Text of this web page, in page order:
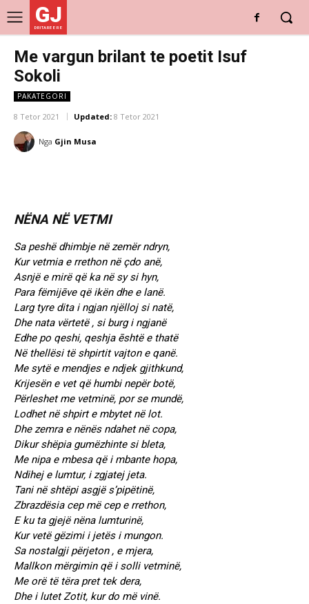
GJ
DRITARE E RE
Me vargun brilant te poetit Isuf
Sokoli
PAKATEGORI
8 Tetor 2021 Updated: 8 Tetor 2021
Nga Gjin Musa
NËNA NË VETMI
Sa peshë dhimbje në zemër ndryn,
Kur vetmia e rrethon në çdo anë,
Asnjë e mirë që ka në sy si hyn,
Para fëmijēve që ikën dhe e lanë.
Larg tyre dita i ngjan njëlloj si natë,
Dhe nata vërtetë , si burg i ngjanë
Edhe po qeshi, qeshja ēshtë e thatë
Në thellësi të shpirtit vajton e qanë.
Me sytë e mendjes e ndjek gjithkund,
Krijesën e vet që humbi nepër botë,
Përleshet me vetminë, por se mundë,
Lodhet në shpirt e mbytet në lot.
Dhe zemra e nënës ndahet në copa,
Dikur shëpia gumëzhinte si bleta,
Me nipa e mbesa që i mbante hopa,
Ndihej e lumtur, i zgjatej jeta.
Tani në shtëpi asgjë s’pipëtinë,
Zbrazdësia cep më cep e rrethon,
E ku ta gjejë nëna lumturinë,
Kur vetë gëzimi i jetës i mungon.
Sa nostalgji përjeton , e mjera,
Mallkon mërgimin që i solli vetminë,
Me orë të tëra pret tek dera,
Dhe i lutet Zotit, kur do më vinë.